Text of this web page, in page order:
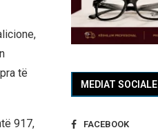
të
917,
MEDIAT SOCIALE
FACEBOOK